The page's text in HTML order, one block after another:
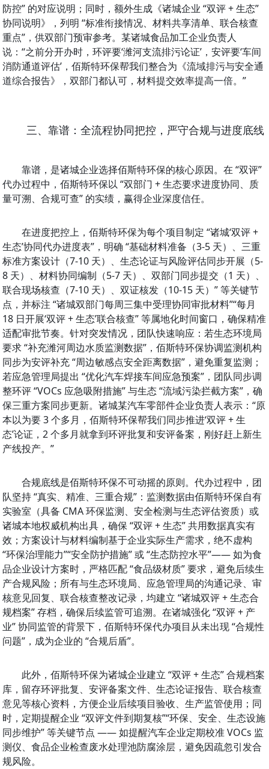
防控” 的对应说明；同时，额外生成《诸城企业 “双评 + 生态”
协同说明》，列明 “标准衔接情况、材料共享清单、联合核查
重点”，供双部门预审参考。某诸城食品加工企业负责人
说：“之前分开办时，环评要‘潍河支流排污论证’，安评要‘车间
消防通道评估’，佰斯特环保帮我们整合为《流域排污与安全通
道综合报告》，双部门都认可，材料提交效率提高一倍。”
三、靠谱：全流程协同把控，严守合规与进度底线
靠谱，是诸城企业选择佰斯特环保的核心原因。在 “双评”
代办过程中，佰斯特环保以 “双部门 + 生态要求进度协同、质
量可溯、合规可查” 的实绩，赢得企业深度信任。
在进度把控上，佰斯特环保为每个项目制定 “诸城‘双评 +
生态’协同代办进度表”，明确 “基础材料准备（3-5 天）、三重
标准方案设计（7-10 天）、生态论证与风险评估同步开展（5-
8 天）、材料协同编制（5-7 天）、双部门同步提交（1 天）、
联合现场核查（7-10 天）、双证核发（10-15 天）” 等关键节
点，并标注 “诸城双部门每周三集中受理协同审批材料”“每月
18 日开展‘双评 + 生态’联合核查” 等属地化时间窗口，确保精准
适配审批节奏。针对突发情况，团队快速响应：若生态环境局
要求 “补充潍河周边水质监测数据”，佰斯特环保协调监测机构
同步为安评补充 “周边敏感点安全距离数据”，避免重复监测；
若应急管理局提出 “优化汽车焊接车间应急预案”，团队同步调
整环评 “VOCs 应急吸附措施” 与生态 “流域污染拦截方案”，确
保三重方案同步更新。诸城某汽车零部件企业负责人表示：“原
本以为要 3 个多月，佰斯特环保帮我们同步推进‘双评 + 生
态’论证，2 个多月就拿到环评批复和安评备案，刚好赶上新生
产线投产。”
合规底线是佰斯特环保不可动摇的原则。代办过程中，团
队坚持 “真实、精准、三重合规”：监测数据由佰斯特环保自有
实验室（具备 CMA 环保监测、安全检测与生态评估资质）或
诸城本地权威机构出具，确保 “双评 + 生态” 共用数据真实有
效；方案设计与材料编制基于企业实际生产需求，绝不虚构
“环保治理能力”“安全防护措施” 或 “生态防控水平”—— 如为食
品企业设计方案时，严格匹配 “食品级材质” 要求，避免后续生
产合规风险；所有与生态环境局、应急管理局的沟通记录、审
核意见回复、联合核查整改记录，均建立 “诸城双评 + 生态合
规档案” 存档，确保后续监管可追溯。在诸城强化 “双评 + 产
业” 协同监管的背景下，佰斯特环保代办项目从未出现 “合规性
问题”，成为企业的 “合规后盾”。
此外，佰斯特环保为诸城企业建立 “双评 + 生态” 合规档案
库，留存环评批复、安评备案文件、生态论证报告、联合核查
意见等核心资料，方便企业后续项目验收、生产监管使用；同
时，定期提醒企业 “双评文件到期复核”“环保、安全、生态设施
同步维护” 等关键节点 —— 如提醒汽车企业定期校准 VOCs 监
测仪、食品企业检查废水处理池防腐涂层，避免因疏忽引发合
规风险。